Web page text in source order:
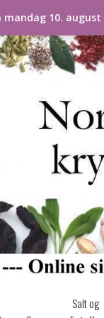
Salt og
mandag 10. august